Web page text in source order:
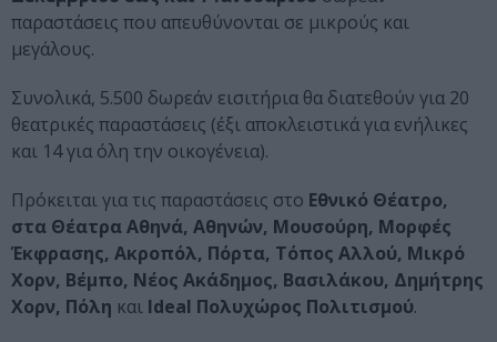
παραστάσεις που απευθύνονται σε μικρούς και
μεγάλους.
Συνολικά, 5.500 δωρεάν εισιτήρια θα διατεθούν για 20
θεατρικές παραστάσεις (έξι αποκλειστικά για ενήλικες
και 14 για όλη την οικογένεια).
Πρόκειται για τις παραστάσεις στο Εθνικό Θέατρο,
στα Θέατρα Αθηνά, Αθηνών, Μουσούρη, Μορφές
Έκφρασης, Ακροπόλ, Πόρτα, Τόπος Αλλού, Μικρό
Χορν, Βέμπο, Νέος Ακάδημος, Βασιλάκου, Δημήτρης
Χορν, Πόλη και Ideal Πολυχώρος Πολιτισμού.